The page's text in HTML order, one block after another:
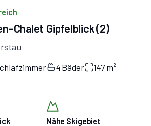
Chalet Gipfelblick (2)
4 Bäder 147 m²
Nähe Skigebiet